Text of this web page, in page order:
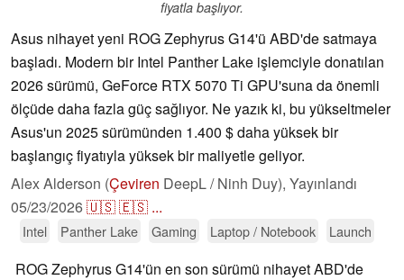
fiyatla başlıyor.
Asus nihayet yeni ROG Zephyrus G14'ü ABD'de satmaya
başladı. Modern bir Intel Panther Lake işlemciyle donatılan
2026 sürümü, GeForce RTX 5070 Ti GPU'suna da önemli
ölçüde daha fazla güç sağlıyor. Ne yazık ki, bu yükseltmeler
Asus'un 2025 sürümünden 1.400 $ daha yüksek bir
başlangıç fiyatıyla yüksek bir maliyetle geliyor.
Alex Alderson (Çeviren DeepL / Ninh Duy), Yayınlandı
05/23/2026🇺🇸🇪🇸 ...
Intel Panther Lake Gaming Laptop / Notebook Launch
ROG Zephyrus G14'ün en son sürümü nihayet ABD'de